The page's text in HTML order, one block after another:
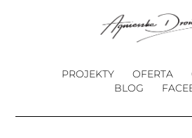
PROJEKTY OFERTA
BLOG